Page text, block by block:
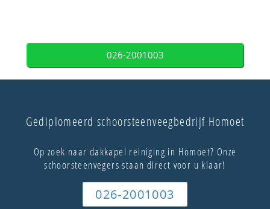
026-2001003
Gediplomeerd schoorsteenveegbedrijf Homoet
Op zoek naar dakkapel reiniging in Homoet? Onze
schoorsteenvegers staan direct voor u klaar!
026-2001003